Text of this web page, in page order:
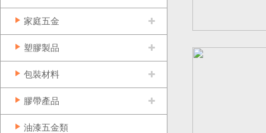
家庭五金
塑膠製品
包裝材料
膠帶產品
油漆五金類